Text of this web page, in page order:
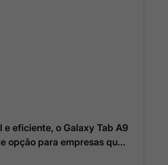
e eficiente, o Galaxy Tab A9
opção para empresas que